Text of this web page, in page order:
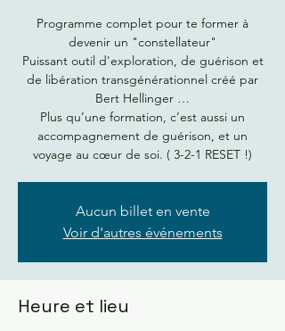
Programme complet pour te former à
devenir un "constellateur"
Puissant outil d'exploration, de guérison et
de libération transgénérationnel créé par
Bert Hellinger …
Plus qu’une formation, c’est aussi un
accompagnement de guérison, et un
voyage au cœur de soi. ( 3-2-1 RESET !)
Aucun billet en vente
Voir d'autres événements
Heure et lieu